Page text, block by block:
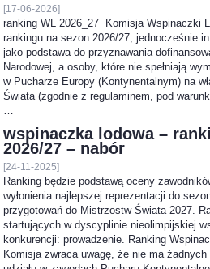
[17-06-2026]
ranking WL 2026_27 Komisja Wspinaczki
rankingu na sezon 2026/27, jednocześnie
jako podstawa do przyznawania
Narodowej, a osoby, które nie spełniają
w Pucharze Europy (Kontynentalnym) na
Świata (zgodnie z regulaminem, pod
wspinaczka lodowa –
2026/27 – nabór
[24-11-2025]
Ranking będzie podstawą oceny
wyłonienia najlepszej reprezentacji do
przygotowań do Mistrzostw Świata 2027.
startujących w dyscyplinie nieolimpijskiej
konkurencji: prowadzenie. Ranking
Komisja zwraca uwagę, że nie ma